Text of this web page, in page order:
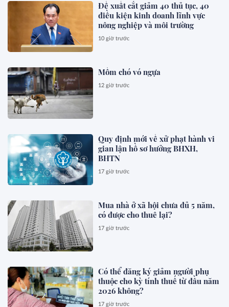
Đề xuất cắt giảm 40 thủ tục, 40
điều kiện kinh doanh lĩnh vực
nông nghiệp và môi trường
10 giờ trước
Mồm chó vó ngựa
12 giờ trước
Quy định mới về xử phạt hành vi
gian lận hồ sơ hưởng BHXH,
BHTN
17 giờ trước
Mua nhà ở xã hội chưa đủ 5 năm,
có được cho thuê lại?
17 giờ trước
Có thể đăng ký giảm người phụ
thuộc cho kỳ tính thuế từ đầu năm
2026 không?
17 giờ trước